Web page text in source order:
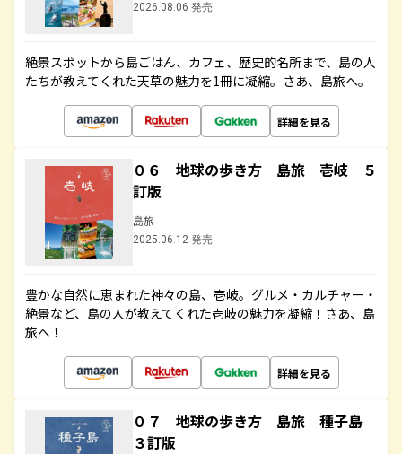
2026.08.06 発売
絶景スポットから島ごはん、カフェ、歴史的名所まで、島の人
たちが教えてくれた天草の魅力を1冊に凝縮。さあ、島旅へ。
詳細を見る
０６ 地球の歩き方 島旅 壱岐 ５
訂版
島旅
2025.06.12 発売
豊かな自然に恵まれた神々の島、壱岐。グルメ・カルチャー・
絶景など、島の人が教えてくれた壱岐の魅力を凝縮！さあ、島
旅へ！
詳細を見る
０７ 地球の歩き方 島旅 種子島
３訂版